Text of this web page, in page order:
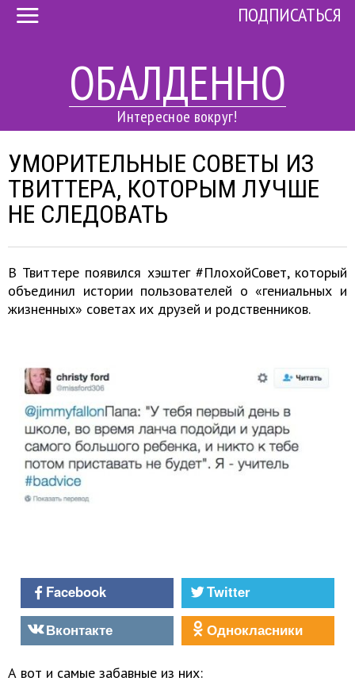
ОБАЛДЕННО
Интересное вокруг!
ПОДПИСАТЬСЯ
УМОРИТЕЛЬНЫЕ СОВЕТЫ ИЗ
ТВИТТЕРА, КОТОРЫМ ЛУЧШЕ
НЕ СЛЕДОВАТЬ
В Твиттере появился хэштег #ПлохойСовет, который
объединил истории пользователей о «гениальных и
жизненных» советах их друзей и родственников.
Facebook
Twitter
Вконтакте
Однокласники
А вот и самые забавные из них: